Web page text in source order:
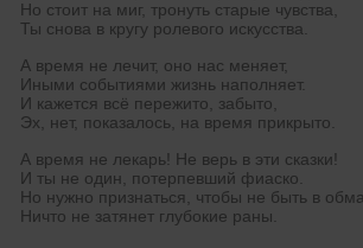
Но стоит на миг, тронуть старые чувства,
Ты снова в кругу ролевого искусства.
А время не лечит, оно нас меняет,
Иными событиями жизнь наполняет.
И кажется всё пережито, забыто,
Эх, нет, показалось, на время прикрыто.
А время не лекарь! Не верь в эти сказки!
И ты не один, потерпевший фиаско.
Но нужно признаться, чтобы не быть в
Ничто не затянет глубокие раны.